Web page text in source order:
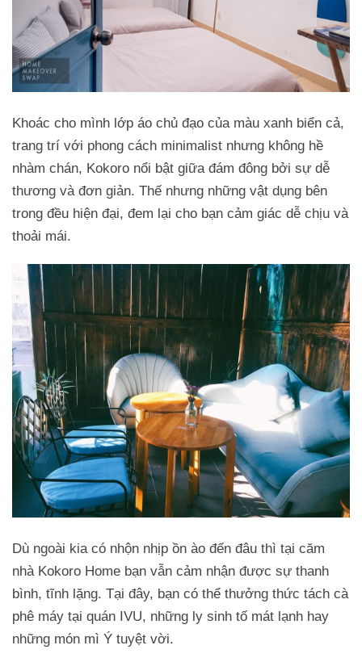
Khoác cho mình lớp áo chủ đạo của màu xanh biển cả,
trang trí với phong cách minimalist nhưng không hề
nhàm chán, Kokoro nổi bật giữa đám đông bởi sự dễ
thương và đơn giản. Thế nhưng những vật dụng bên
trong đều hiện đại, đem lại cho bạn cảm giác dễ chịu và
thoải mái.
Dù ngoài kia có nhộn nhịp ồn ào đến đâu thì tại căm
nhà Kokoro Home bạn vẫn cảm nhận được sự thanh
bình, tĩnh lặng. Tại đây, bạn có thể thưởng thức tách cà
phê máy tại quán IVU, những ly sinh tố mát lạnh hay
những món mì Ý tuyệt vời.